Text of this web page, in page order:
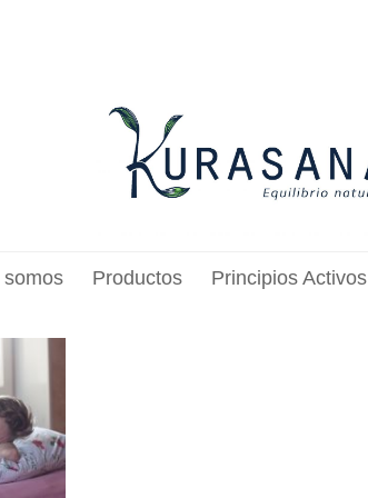
somos Productos Principios Activos